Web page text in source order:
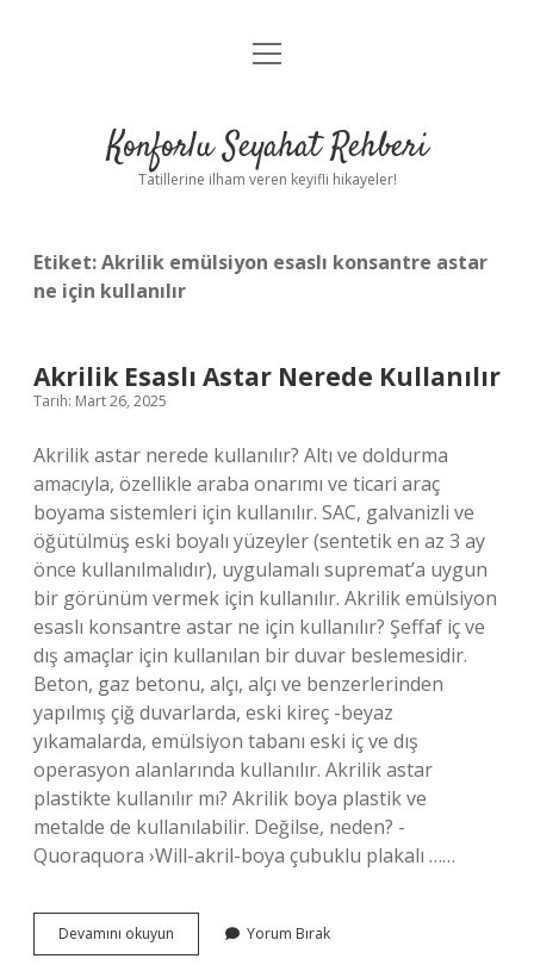
Anasayfa
Yasal Uyarı
menüyü
Konforlu Seyahat Rehberi
Tatillerine ilham veren keyifli hikayeler!
Etiket:Akrilik emülsiyon esaslı konsantre astar
ne için kullanılır
Akrilik Esaslı Astar Nerede Kullanılır
Tarih: Mart 26, 2025
Akrilik astar nerede kullanılır? Altı ve doldurma
amacıyla, özellikle araba onarımı ve ticari araç
boyama sistemleri için kullanılır. SAC, galvanizli ve
öğütülmüş eski boyalı yüzeyler (sentetik en az 3 ay
önce kullanılmalıdır), uygulamalı supremat’a uygun
bir görünüm vermek için kullanılır. Akrilik emülsiyon
esaslı konsantre astar ne için kullanılır? Şeffaf iç ve
dış amaçlar için kullanılan bir duvar beslemesidir.
Beton, gaz betonu, alçı, alçı ve benzerlerinden
yapılmış çiğ duvarlarda, eski kireç -beyaz
yıkamalarda, emülsiyon tabanı eski iç ve dış
operasyon alanlarında kullanılır. Akrilik astar
plastikte kullanılır mı? Akrilik boya plastik ve
metalde de kullanılabilir. Değilse, neden? -
Quoraquora ›Will-akril-boya çubuklu plakalı ……
Devamını okuyun
Esaslı
Yorum Bırak